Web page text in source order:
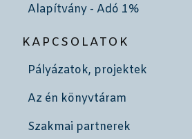
Alapítvány - Adó 1%
KAPCSOLATOK
Pályázatok, projektek
Az én könyvtáram
Szakmai partnerek